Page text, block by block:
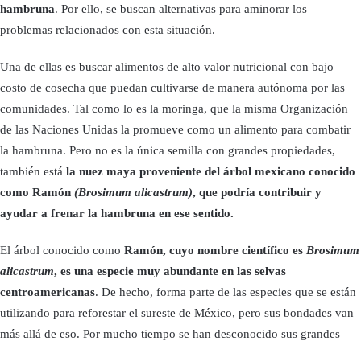
hambruna. Por ello, se buscan alternativas para aminorar los
problemas relacionados con esta situación.
Una de ellas es buscar alimentos de alto valor nutricional con bajo
costo de cosecha que puedan cultivarse de manera autónoma por las
comunidades. Tal como lo es la moringa, que la misma Organización
de las Naciones Unidas la promueve como un alimento para combatir
la hambruna. Pero no es la única semilla con grandes propiedades,
también está la nuez maya proveniente del árbol mexicano conocido
como Ramón (Brosimum alicastrum), que podría contribuir y
ayudar a frenar la hambruna en ese sentido.
El árbol conocido como Ramón, cuyo nombre científico es Brosimum
alicastrum, es una especie muy abundante en las selvas
centroamericanas. De hecho, forma parte de las especies que se están
utilizando para reforestar el sureste de México, pero sus bondades van
más allá de eso. Por mucho tiempo se han desconocido sus grandes